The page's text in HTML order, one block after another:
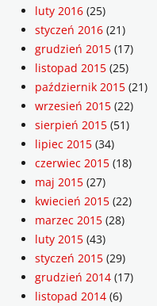
luty 2016 (25)
styczeń 2016 (21)
grudzień 2015 (17)
listopad 2015 (25)
październik 2015 (21)
wrzesień 2015 (22)
sierpień 2015 (51)
lipiec 2015 (34)
czerwiec 2015 (18)
maj 2015 (27)
kwiecień 2015 (22)
marzec 2015 (28)
luty 2015 (43)
styczeń 2015 (29)
grudzień 2014 (17)
listopad 2014 (6)